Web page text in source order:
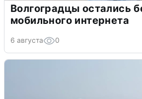
Волгоградцы остались
мобильного интернета
6 августа 0